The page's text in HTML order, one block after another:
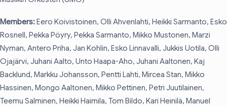
Members:Eero Koivistoinen, Olli Ahvenlahti, Heikki Sarmanto, Esko
Rosnell, Pekka Pöyry, Pekka Sarmanto, Mikko Mustonen, Marzi
Nyman, Antero Priha, Jan Kohlin, Esko Linnavalli, Jukkis Uotila, Olli
Ojajärvi, Juhani Aalto, Unto Haapa-Aho, Juhani Aaltonen, Kaj
Backlund, Markku Johansson, Pentti Lahti, Mircea Stan, Mikko
Hassinen, Mongo Aaltonen, Mikko Pettinen, Petri Juutilainen,
Teemu Salminen, Heikki Haimila, Tom Bildo, Kari Heinilä, Manuel